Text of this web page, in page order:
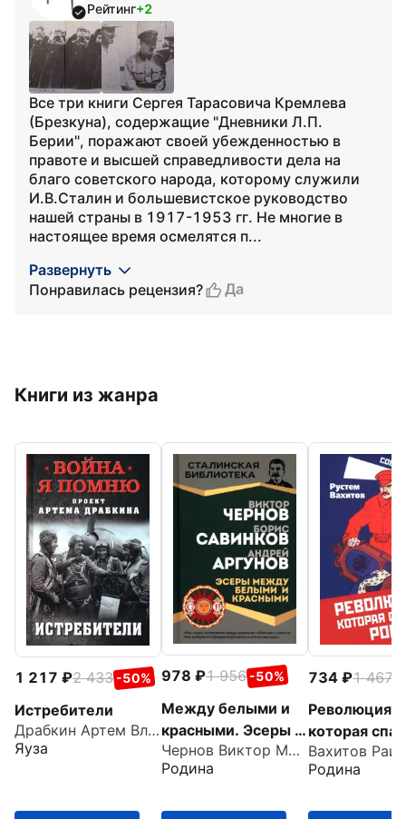
Рейтинг+2
Все три книги Сергея Тарасовича Кремлева
(Брезкуна), содержащие "Дневники Л.П.
Берии", поражают своей убежденностью в
правоте и высшей справедливости дела на
благо советского народа, которому служили
И.В.Сталин и большевистское руководство
нашей страны в 1917-1953 гг. Не многие в
настоящее время осмелятся п...
Развернуть
Понравилась рецензия?
Да
Книги из жанра
1 217 2 433 -50%
Истребители
Драбкин Артем Владимирович
Яуза
978 1 956 -50%
Между белыми и
красными. Эсеры в
революции
Чернов Виктор Михайлович
Родина
734 1 467
Революция,
которая
Россию
Родина